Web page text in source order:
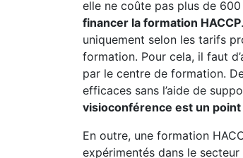
elle ne coûte pas plus de
financer la formation HACCP
uniquement selon les tarifs
formation. Pour cela, il faut
par le centre de formation.
efficaces sans l’aide de
visioconférence est un point
En outre, une formation
expérimentés dans le